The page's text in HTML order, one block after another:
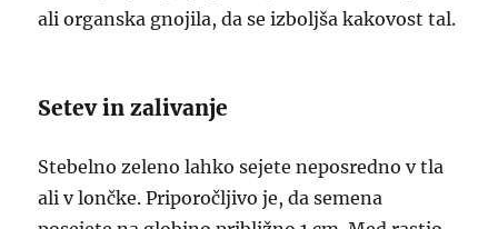
ali organska gnojila, da se izboljša kakovost tal.
Setev in zalivanje
Stebelno zeleno lahko sejete neposredno v tla
ali v lončke. Priporočljivo je, da semena